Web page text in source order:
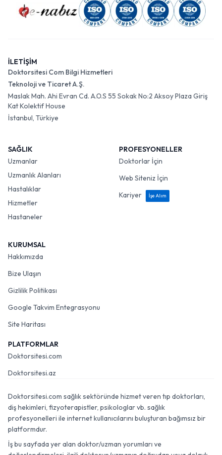
İLETİŞİM
Doktorsitesi Com Bilgi Hizmetleri
Teknoloji ve Ticaret A.Ş.
Maslak Mah. Ahi Evran Cd. A.O.S 55 Sokak No:2 Aksoy Plaza Giriş
Kat Kolektif House
İstanbul, Türkiye
SAĞLIK
Uzmanlar
Uzmanlık Alanları
Hastalıklar
Hizmetler
Hastaneler
PROFESYONELLER
Doktorlar İçin
Web Siteniz İçin
Kariyer
İşe Alım
KURUMSAL
Hakkımızda
Bize Ulaşın
Gizlilik Politikası
Google Takvim Entegrasyonu
Site Haritası
PLATFORMLAR
Doktorsitesi.com
Doktorsitesi.az
Doktorsitesi.com sağlık sektöründe hizmet veren tıp doktorları,
diş hekimleri, fizyoterapistler, psikologlar vb. sağlık
profesyonelleri ile internet kullanıcılarını buluşturan bağımsız bir
platformdur.
İş bu sayfada yer alan doktor/uzman yorumları ve